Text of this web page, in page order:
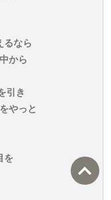
るなら
から
引き
やっと
を